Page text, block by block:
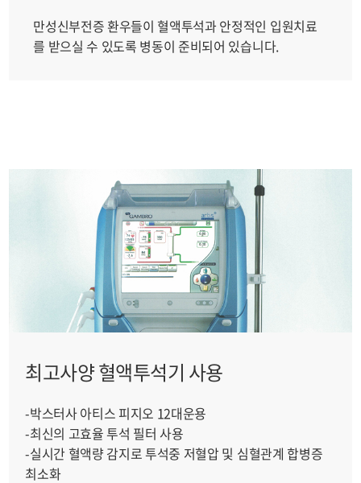
만성신부전증 환우들이 혈액투석과 안정적인 입원치료
를 받으실 수 있도록 병동이 준비되어 있습니다.
최고사양 혈액투석기 사용
-박스터사 아티스 피지오 12대운용
-최신의 고효율 투석 필터 사용
-실시간 혈액량 감지로 투석중 저혈압 및 심혈관계 합병증
최소화